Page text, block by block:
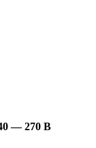
— 270 В